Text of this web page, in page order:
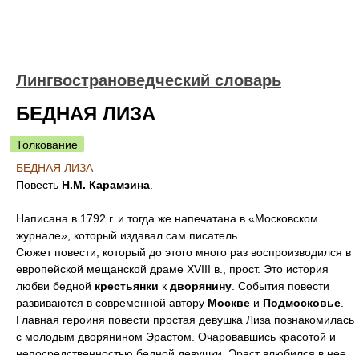
Лингвострановедческий словарь
БЕДНАЯ ЛИЗА
Толкование
БЕДНАЯ ЛИЗА
Повесть Н.М. Карамзина
Написана в 1792 г. и тогда же напечатана в «Московском
журнале», который издавал сам писатель.
Сюжет повести, который до этого много раз воспроизводился в
европейской мещанской драме ХVIII в., прост. Это история
любви бедной крестьянки к дворянину . События повести
развиваются в современной автору Москве и Подмосковье
Главная героиня повести простая девушка Лиза познакомилась
с молодым дворянином Эрастом. Очаровавшись красотой и